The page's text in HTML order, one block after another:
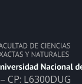
CP: L6300DUG